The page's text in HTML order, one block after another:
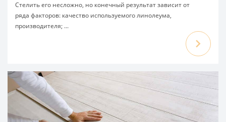
Стелить его несложно, но конечный результат зависит от
ряда факторов: качество используемого линолеума,
производителя; ...